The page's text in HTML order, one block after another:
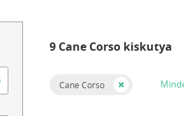
9 Cane Corso kiskutya
Cane Corso